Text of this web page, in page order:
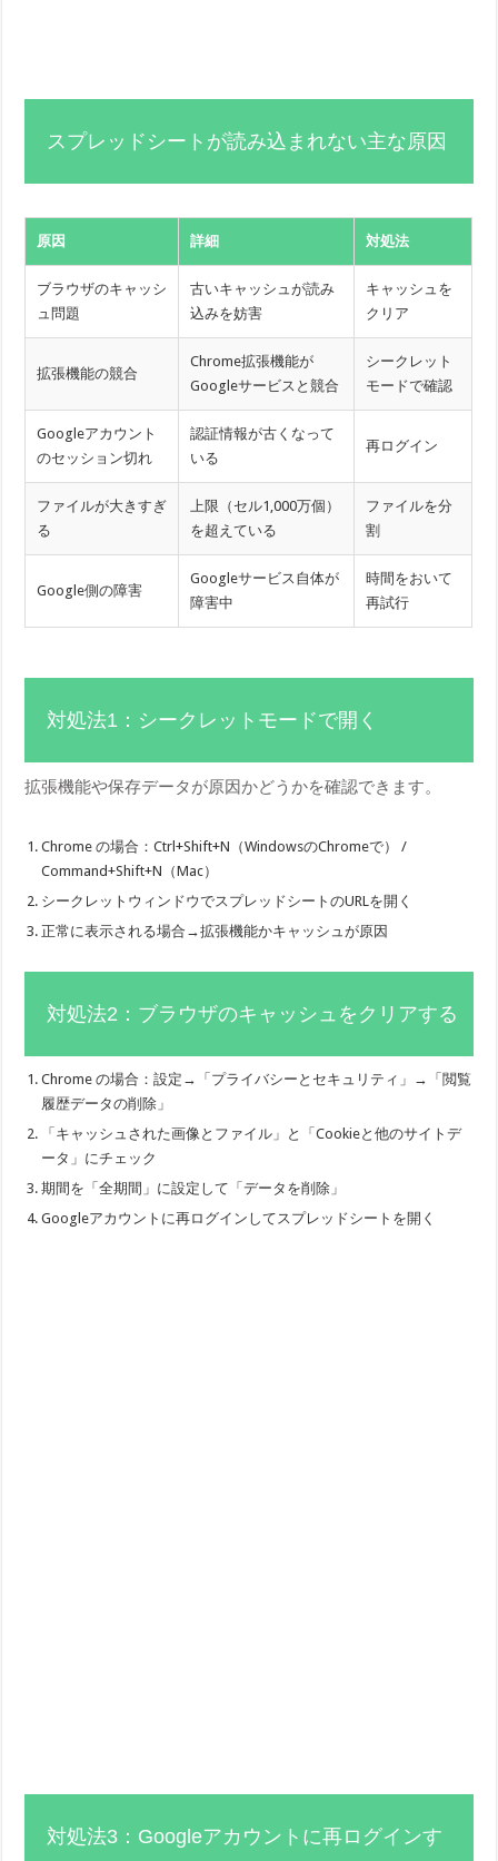
スプレッドシートが読み込まれない主な原因
原因 詳細 対処法
ブラウザのキャッシ
ュ問題
古いキャッシュが読み
込みを妨害
キャッシュを
クリア
拡張機能の競合
Chrome拡張機能が
Googleサービスと競合
シークレット
モードで確認
Googleアカウント
のセッション切れ
認証情報が古くなって
いる
再ログイン
ファイルが大きすぎ
る
上限（セル1,000万個）
を超えている
ファイルを分
割
Google側の障害
Googleサービス自体が
障害中
時間をおいて
再試行
対処法1：シークレットモードで開く
拡張機能や保存データが原因かどうかを確認できます。
Chrome の場合：Ctrl+Shift+N（WindowsのChromeで） /
Command+Shift+N（Mac）
シークレットウィンドウでスプレッドシートのURLを開く
正常に表示される場合→拡張機能かキャッシュが原因
対処法2：ブラウザのキャッシュをクリアする
Chrome の場合：設定→「プライバシーとセキュリティ」→「閲覧
履歴データの削除」
「キャッシュされた画像とファイル」と「Cookieと他のサイトデ
ータ」にチェック
期間を「全期間」に設定して「データを削除」
Googleアカウントに再ログインしてスプレッドシートを開く
対処法3：Googleアカウントに再ログインす